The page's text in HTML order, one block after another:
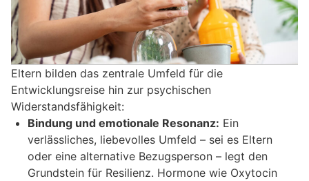
Eltern bilden das zentrale Umfeld für die
Entwicklungsreise hin zur psychischen
Widerstandsfähigkeit:
Bindung und emotionale Resonanz: Ein
verlässliches, liebevolles Umfeld – sei es Eltern
oder eine alternative Bezugsperson – legt den
Grundstein für Resilienz. Hormone wie Oxytocin